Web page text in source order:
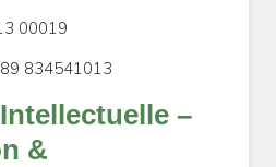
00019
834541013
–
&